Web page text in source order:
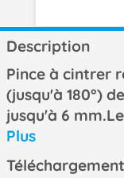
Description
Pince à cintrer
(jusqu'à 180°)
jusqu'à 6
Plus